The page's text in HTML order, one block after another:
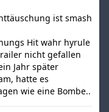
ist smash
Hit wahr hyrule
nicht gefallen
Jahr später
hatte es
wie eine Bombe..